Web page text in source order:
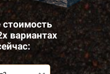
стоимость
вариантах